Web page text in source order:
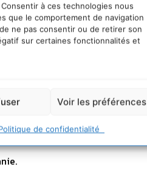
à ces technologies nous
que le comportement de navigation
ne pas consentir ou de retirer son
sur certaines fonctionnalités et
Voir les préférences
de confidentialité